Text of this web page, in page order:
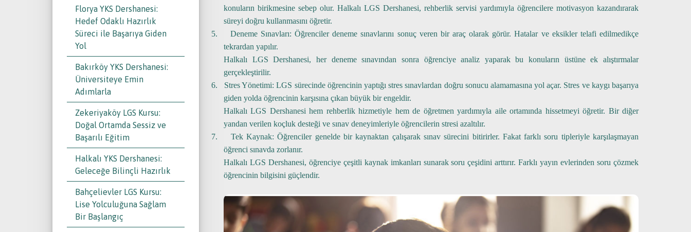
Florya YKS Dershanesi:
Hedef Odaklı Hazırlık
Süreci ile Başarıya Giden
Yol
Bakırköy YKS Dershanesi:
Üniversiteye Emin
Adımlarla
Zekeriyaköy LGS Kursu:
Doğal Ortamda Sessiz ve
Başarılı Eğitim
Halkalı YKS Dershanesi:
Geleceğe Bilinçli Hazırlık
Bahçelievler LGS Kursu:
Lise Yolculuğuna Sağlam
Bir Başlangıç
konuların birikmesine sebep olur. Halkalı LGS Dershanesi, rehberlik servisi yardımıyla öğrencilere motivasyon kazandırarak
süreyi doğru kullanmasını öğretir.
5.
Deneme Sınavları: Öğrenciler deneme sınavlarını sonuç veren bir araç olarak görür. Hatalar ve eksikler telafi edilmedikçe
tekrardan yapılır.
Halkalı LGS Dershanesi, her deneme sınavından sonra öğrenciye analiz yaparak bu konuların üstüne ek alıştırmalar
gerçekleştirilir.
6.
Stres Yönetimi: LGS sürecinde öğrencinin yaptığı stres sınavlardan doğru sonucu alamamasına yol açar. Stres ve kaygı başarıya
giden yolda öğrencinin karşısına çıkan büyük bir engeldir.
Halkalı LGS Dershanesi hem rehberlik hizmetiyle hem de öğretmen yardımıyla aile ortamında hissetmeyi öğretir. Bir diğer
yandan verilen koçluk desteği ve sınav deneyimleriyle öğrencilerin stresi azaltılır.
7.
Tek Kaynak: Öğrenciler genelde bir kaynaktan çalışarak sınav sürecini bitirirler. Fakat farklı soru tipleriyle karşılaşmayan
öğrenci sınavda zorlanır.
Halkalı LGS Dershanesi, öğrenciye çeşitli kaynak imkanları sunarak soru çeşidini arttırır. Farklı yayın evlerinden soru çözmek
öğrencinin bilgisini güçlendir.